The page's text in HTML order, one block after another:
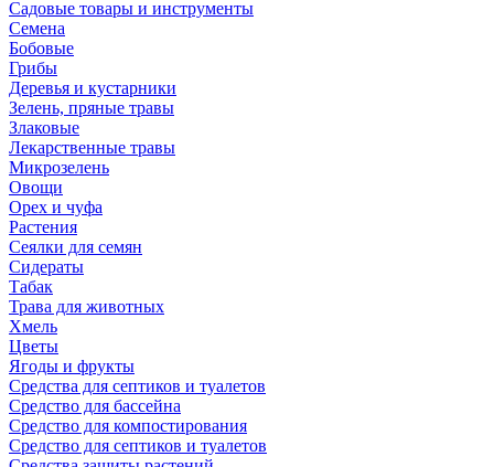
Садовые товары и инструменты
Семена
Бобовые
Грибы
Деревья и кустарники
Зелень, пряные травы
Злаковые
Лекарственные травы
Микрозелень
Овощи
Орех и чуфа
Растения
Сеялки для семян
Сидераты
Табак
Трава для животных
Хмель
Цветы
Ягоды и фрукты
Средства для септиков и туалетов
Средство для бассейна
Средство для компостирования
Средство для септиков и туалетов